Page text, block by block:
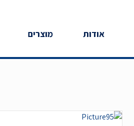
אודות מוצרים